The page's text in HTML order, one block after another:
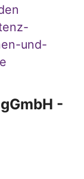
und-
-